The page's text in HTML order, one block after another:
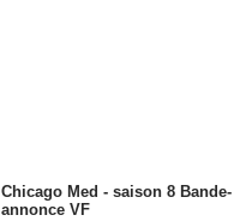
Chicago Med - saison 8 Bande-
annonce VF